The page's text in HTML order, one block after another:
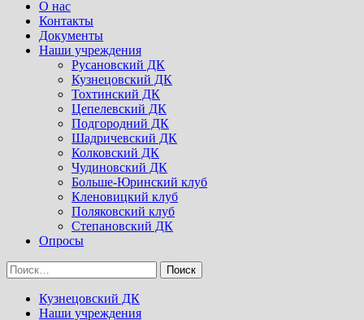
Menu
О нас
Контакты
Документы
Наши учреждения
Русановский ДК
Кузнецовский ДК
Тохтинский ДК
Цепелевский ДК
Подгородний ДК
Шадричевский ДК
Колковский ДК
Чудиновский ДК
Больше-Юринский клуб
Кленовицкий клуб
Поляковский клуб
Степановский ДК
Опросы
Найти:
Кузнецовский ДК
Наши учреждения